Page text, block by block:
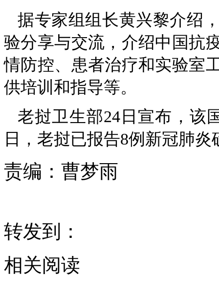
据专家组组长黄兴黎介绍
验分享与交流，介绍中国抗
情防控、患者治疗和实验室
供培训和指导等。
老挝卫生部24日宣布，该
日，老挝已报告8例新冠肺炎
责编： 曹梦雨
转发到：
相关阅读